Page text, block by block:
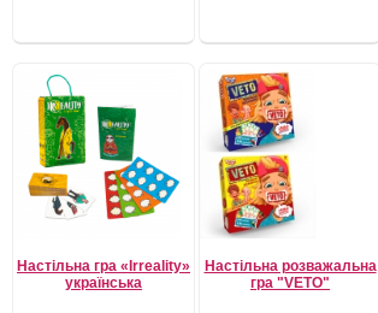
Настільна гра «Irreality»
українська
Настільна розважальна
гра "VETO"